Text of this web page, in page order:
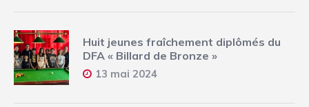
Huit jeunes fraîchement diplômés du
DFA « Billard de Bronze »
13 mai 2024